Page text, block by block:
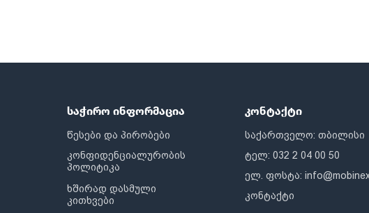
საჭირო ინფორმაცია
წესები და პირობები
კონფიდენციალურობის
პოლიტიკა
ხშირად დასმული
კითხვები
კონტაქტი
საქართველო: თბილისი
ტელ: 032 2 04 00 50
ელ. ფოსტა:
კონტაქტი